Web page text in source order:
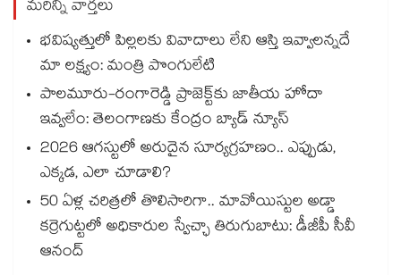
మరిన్ని వార్తలు
భవిష్యత్తులో పిల్లలకు వివాదాలు లేని ఆస్తి ఇవ్వాలన్నదే
మా లక్ష్యం: మంత్రి పొంగులేటి
పాలమూరు-రంగారెడ్డి ప్రాజెక్ట్‎కు జాతీయ హోదా
ఇవ్వలేం: తెలంగాణకు కేంద్రం బ్యాడ్ న్యూస్
2026 ఆగస్టులో అరుదైన సూర్యగ్రహణం.. ఎప్పుడు,
ఎక్కడ, ఎలా చూడాలి?
50 ఏళ్ల చరిత్రలో తొలిసారిగా.. మావోయిస్టుల అడ్డా
కర్రెగుట్టలో అధికారుల స్వేచ్ఛా తిరుగుబాటు: డీజీపీ సీవీ
ఆనంద్